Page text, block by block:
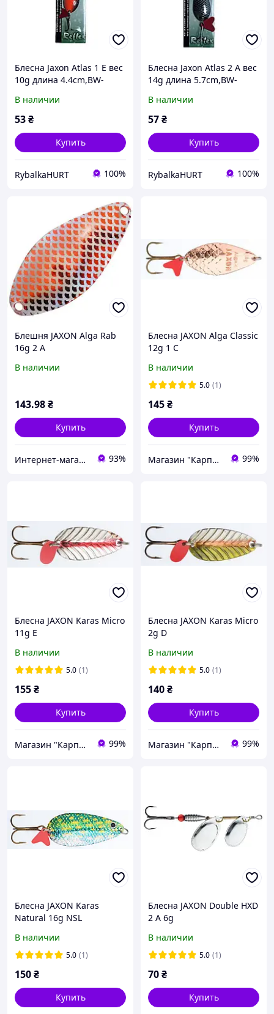
Блесна Jaxon Atlas 1 E вес
10g длина 4.4cm,BW-
В наличии
53₴
Купить
RybalkaHURT 100%
Блесна Jaxon Atlas 2 A вес
14g длина 5.7cm,BW-
В наличии
57₴
Купить
RybalkaHURT 100%
Блешня JAXON Alga Rab
16g 2 A
В наличии
143.98₴
Купить
Интернет-магазин "Wildfisherman" 93%
Блесна JAXON Alga Classic
12g 1 C
В наличии
5.0 (1)
145₴
Купить
Магазин "Карпан" 99%
Блесна JAXON Karas Micro
11g E
В наличии
5.0 (1)
155₴
Купить
Магазин "Карпан" 99%
Блесна JAXON Karas Micro
2g D
В наличии
5.0 (1)
140₴
Купить
Магазин "Карпан" 99%
Блесна JAXON Karas
Natural 16g NSL
В наличии
5.0 (1)
150₴
Купить
Блесна JAXON Double HXD
2 A 6g
В наличии
5.0 (1)
70₴
Купить